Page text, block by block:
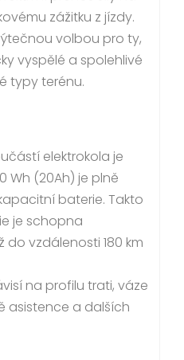
zážitku z jízdy.
volbou pro ty,
vyspělé a spolehlivé
typy terénu.
elektrokola je
Wh (20Ah) je plně
baterie. Takto
je schopna
vzdálenosti 180 km
na profilu trati, váze
asistence a dalších